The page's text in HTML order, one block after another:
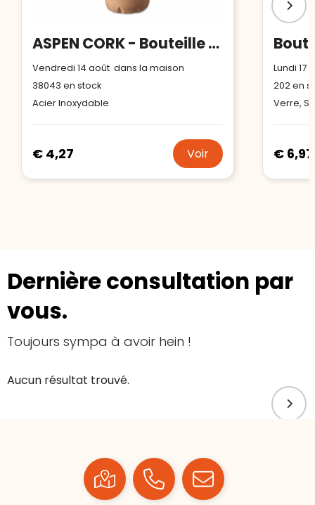
ASPEN CORK - Bouteille double paroi 500 ml
Vendredi 14 août dans la maison
38043 en stock
Acier Inoxydable
€ 4,27 Voir
Lundi 17
202en
Verre,
€ 6,97
Dernière consultation par
vous.
Toujours sympa à avoir hein !
Aucun résultat trouvé.